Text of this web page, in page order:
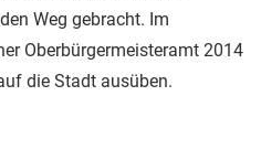
Weg gebracht. Im
Oberbürgermeisteramt 2014
die Stadt ausüben.